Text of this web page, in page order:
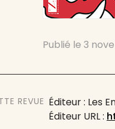
Publié le3
REVUE Éditeur : Les
Éditeur URL :